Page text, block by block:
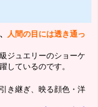
人間の目には透き通っ
ジュエリーのショーケ
しているのです。
き継ぎ、映る顔色・洋